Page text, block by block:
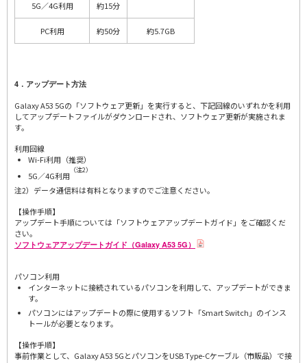
5G／4G利用
約15分
PC利用 約50分 約5.7GB
4．アップデート方法
Galaxy A53 5Gの「ソフトウェア更新」を実行すると、下記回線のいずれかを利用
してアップデートファイルがダウンロードされ、ソフトウェア更新が実施されま
す。
利用回線
Wi-Fi利用（推奨）
5G／4G利用
（注2）
注2）データ通信料は有料となりますのでご注意ください。
【操作手順】
アップデート手順については「ソフトウェアアップデートガイド」をご確認くだ
さい。
ソフトウェアアップデートガイド（Galaxy A53 5G）
パソコン利用
インターネットに接続されているパソコンを利用して、アップデートができま
す。
パソコンにはアップデートの際に使用するソフト「Smart Switch」のインス
トールが必要となります。
【操作手順】
事前作業として、Galaxy A53 5GとパソコンをUSB Type-Cケーブル（市販品）で接